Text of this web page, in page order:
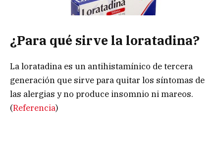
¿Para qué sirve la loratadina?
La loratadina es un antihistamínico de tercera
generación que sirve para quitar los síntomas de
las alergias y no produce insomnio ni mareos.
(Referencia)